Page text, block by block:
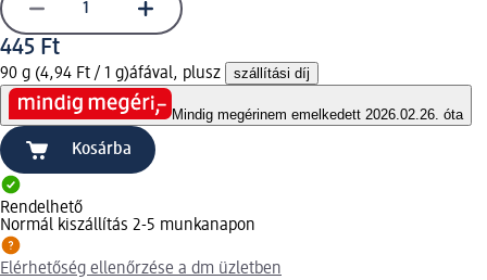
445 Ft
90 g (4,94 Ft / 1 g)áfával, plusz szállítási díj
Mindig megérinem emelkedett 2026.02.26. óta
Kosárba
Rendelhető
Normál kiszállítás 2-5 munkanapon
Elérhetőség ellenőrzése a dm üzletben